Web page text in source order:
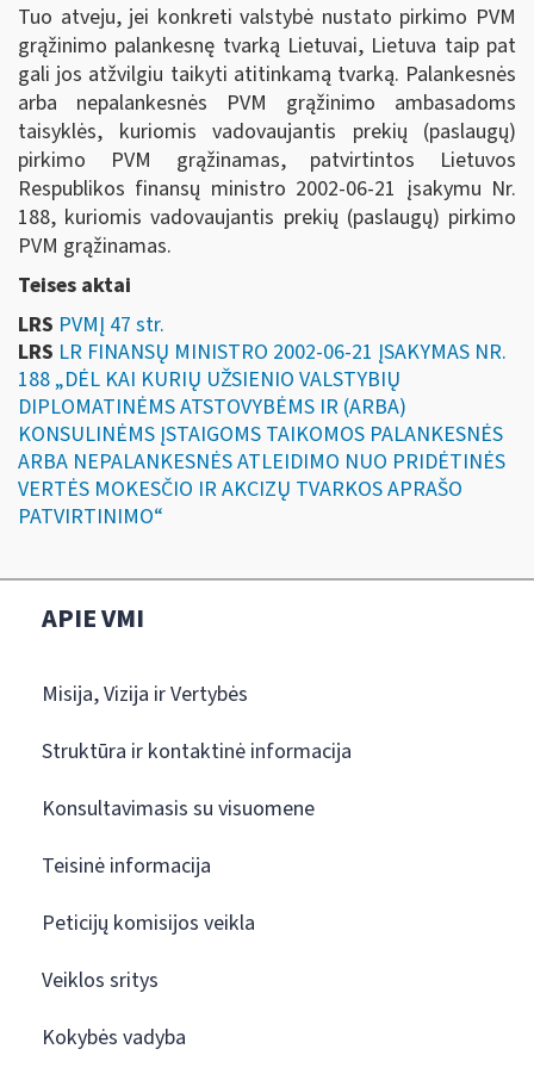
Tuo atveju, jei konkreti valstybė nustato pirkimo PVM
grąžinimo palankesnę tvarką Lietuvai, Lietuva taip pat
gali jos atžvilgiu taikyti atitinkamą tvarką. Palankesnės
arba nepalankesnės PVM grąžinimo ambasadoms
taisyklės, kuriomis vadovaujantis prekių (paslaugų)
pirkimo PVM grąžinamas, patvirtintos Lietuvos
Respublikos finansų ministro 2002-06-21 įsakymu Nr.
188, kuriomis vadovaujantis prekių (paslaugų) pirkimo
PVM grąžinamas.
Teises aktai
LRS PVMĮ 47 str.
LRS LR FINANSŲ MINISTRO 2002-06-21 ĮSAKYMAS NR.
188 „DĖL KAI KURIŲ UŽSIENIO VALSTYBIŲ
DIPLOMATINĖMS ATSTOVYBĖMS IR (ARBA)
KONSULINĖMS ĮSTAIGOMS TAIKOMOS PALANKESNĖS
ARBA NEPALANKESNĖS ATLEIDIMO NUO PRIDĖTINĖS
VERTĖS MOKESČIO IR AKCIZŲ TVARKOS APRAŠO
PATVIRTINIMO“
APIE VMI
Misija, Vizija ir Vertybės
Struktūra ir kontaktinė informacija
Konsultavimasis su visuomene
Teisinė informacija
Peticijų komisijos veikla
Veiklos sritys
Kokybės vadyba